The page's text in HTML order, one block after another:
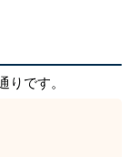
りです。